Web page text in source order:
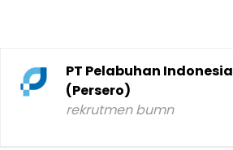
PT Pelabuhan Indonesia
(Persero)
rekrutmen bumn